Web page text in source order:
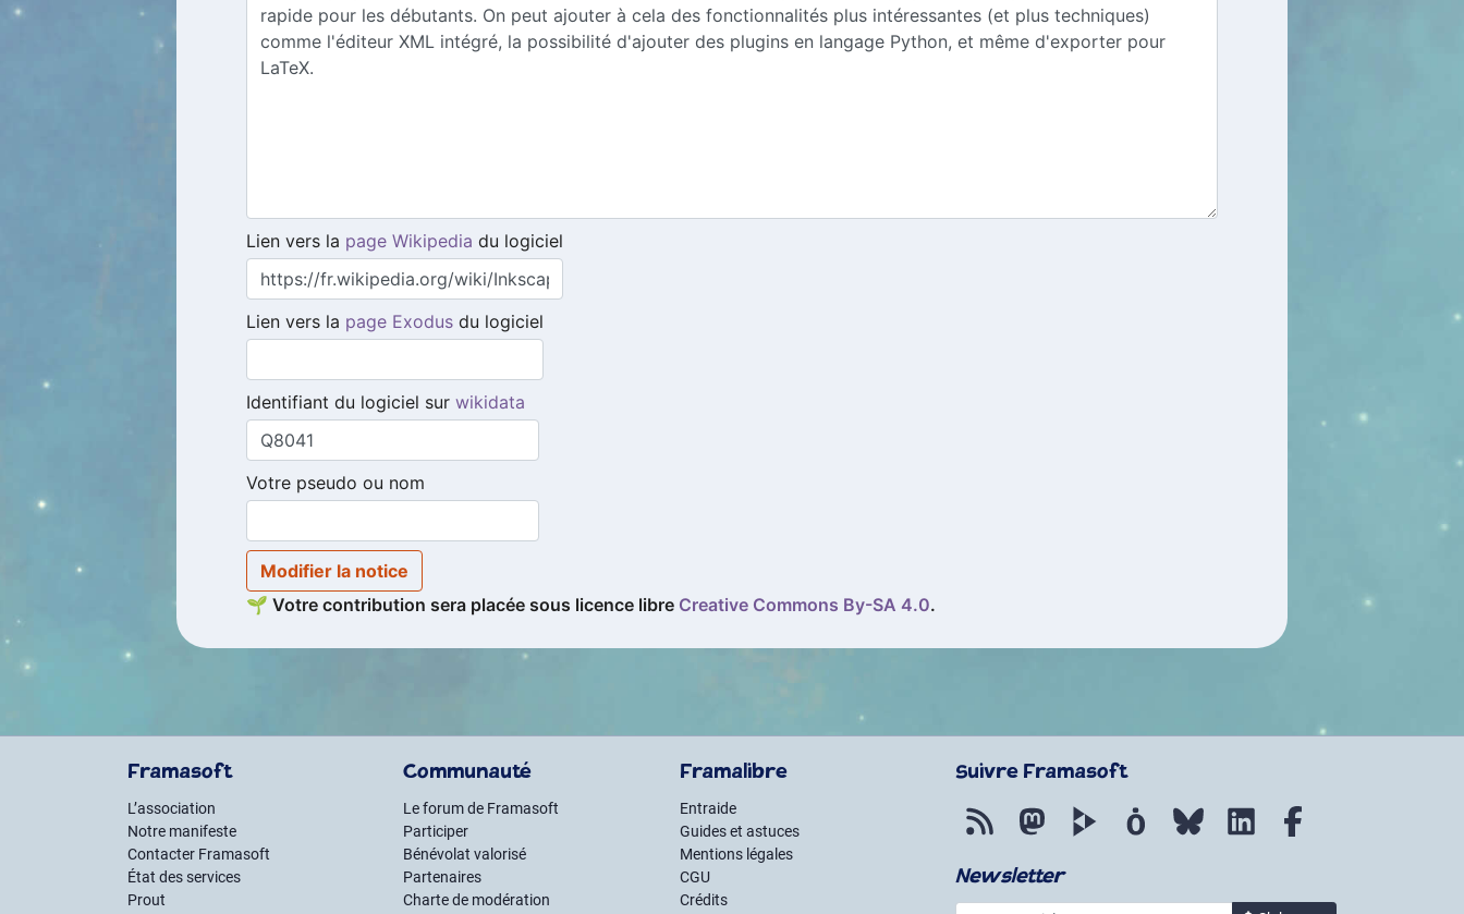
Lien vers la page Wikipedia du logiciel
Lien vers la page Exodus du logiciel
Identifiant du logiciel sur wikidata
Votre pseudo ou nom
Modifier la notice
🌱 Votre contribution sera placée sous licence libre Creative Commons By-SA 4.0.
Framasoft
L’association
Notre manifeste
Contacter Framasoft
État des services
Prout
Communauté
Le forum de Framasoft
Participer
Bénévolat valorisé
Partenaires
Charte de modération
Framalibre
Entraide
Guides et astuces
Mentions légales
CGU
Crédits
Suivre Framasoft
Flux RSS MastodonPeerTube Mobilizon Bluesky LinkedIn
Newsletter